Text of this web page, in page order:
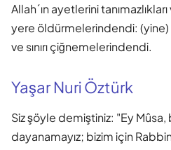
Allah´ın ayetlerini
yere öldürmelerindendi:
ve sınırı çiğnemelerindendi.
Yaşar Nuri Öztürk
Siz şöyle demiştiniz: "Ey
dayanamayız; bizim için